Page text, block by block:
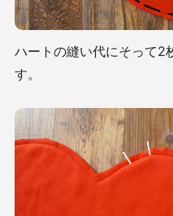
ハートの縫い代にそって2
す。